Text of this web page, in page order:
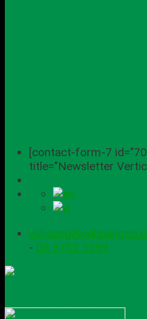
[contact-form-7
title="Newsletter
- 08 5782 9999